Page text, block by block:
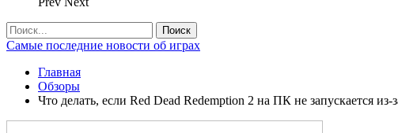
Самые последние новости об играх
Главная
Обзоры
Что делать, если Red Dead Redemption 2 на ПК не запускается из-